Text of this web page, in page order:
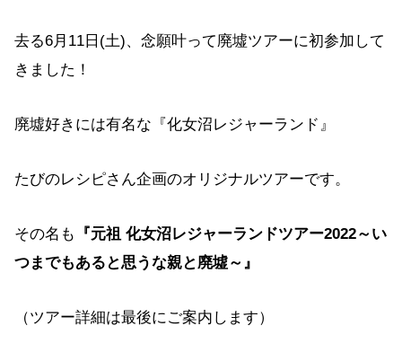
去る6月11日(土)、念願叶って廃墟ツアーに初参加して
きました！
廃墟好きには有名な『化女沼レジャーランド』
たびのレシピさん企画のオリジナルツアーです。
その名も
『元祖 化女沼レジャーランドツアー2022～い
つまでもあると思うな親と廃墟～』
（ツアー詳細は最後にご案内します）